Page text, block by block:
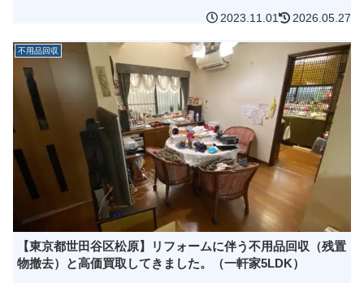
2023.11.01 2026.05.27
不用品回収
【東京都世田谷区松原】リフォームに伴う不用品回収（残置
物撤去）と高価買取してきました。（一軒家5LDK）